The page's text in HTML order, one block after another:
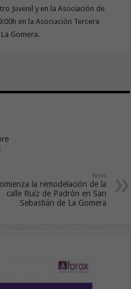
Juvenil y en la Asociación de
en la Asociación Tercera
Gomera.
Next
la remodelación de la
calle Ruíz de Padrón en San
Sebastián de La Gomera